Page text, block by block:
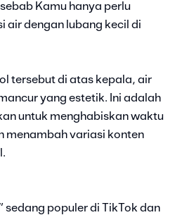
Kamu hanya perlu
air dengan lubang kecil di
tersebut di atas kepala, air
yang estetik. Ini adalah
untuk menghabiskan waktu
menambah variasi konten
sedang populer di TikTok dan